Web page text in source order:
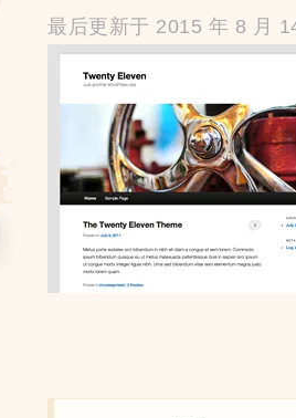
最后更新于 2015 年 8 月